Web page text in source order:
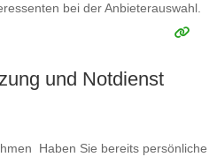
bei der Anbieterauswahl.
äußern, so geben Sie diese bitte mit
und Notdienst
Haben Sie bereits persönliche